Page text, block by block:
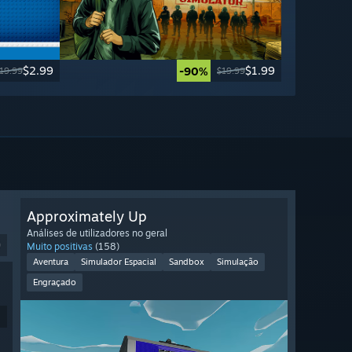
$2.99 -90% $19.99$1.99
Approximately Up
Análises de utilizadores no geral
Muito positivas (158)
Aventura Simulador Espacial Sandbox
Simulação
Engraçado